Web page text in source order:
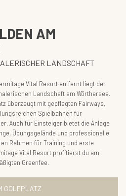
AM
LANDSCHAFT
Vital Resort entfernt liegt der
Landschaft am Wörthersee.
überzeugt mit gepflegten Fairways,
Spielbahnen für
Auch für Einsteiger bietet die Anlage
Übungsgelände und professionelle
Rahmen für Training und erste
Vital Resort profitierst du am
Greenfee.
GOLFPLATZ